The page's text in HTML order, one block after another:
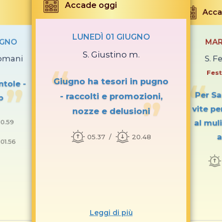
-
Accade oggi
LUNEDÌ 01 GIUGNO
S. Giustino m.
Giugno ha tesori in pugno
- raccolti e promozioni,
nozze e delusioni
05.37 20.48
Leggi di più
S.
Per
vite
al